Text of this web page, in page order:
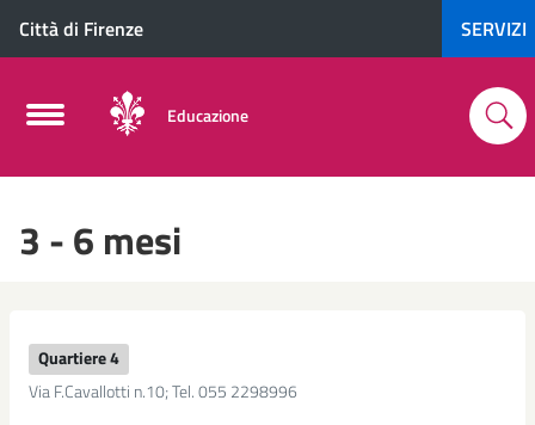
Città di Firenze SERVIZI
Educazione
3 - 6 mesi
Quartiere 4
Via F.Cavallotti n.10; Tel. 055 2298996